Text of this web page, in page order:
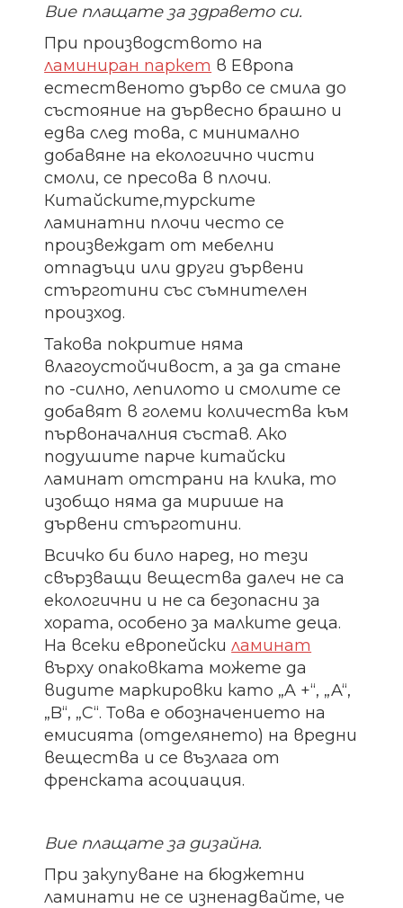
Вие плащате за здравето си.
При производството на
ламиниран паркет в Европа
естественото дърво се смила до
състояние на дървесно брашно и
едва след това, с минимално
добавяне на екологично чисти
смоли, се пресова в плочи.
Китайските,турските
ламинатни плочи често се
произвеждат от мебелни
отпадъци или други дървени
стърготини със съмнителен
произход.
Такова покритие няма
влагоустойчивост, а за да стане
по -силно, лепилото и смолите се
добавят в големи количества към
първоначалния състав. Ако
подушите парче китайски
ламинат отстрани на клика, то
изобщо няма да мирише на
дървени стърготини.
Всичко би било наред, но тези
свързващи вещества далеч не са
екологични и не са безопасни за
хората, особено за малките деца.
На всеки европейскиламинат
върху опаковката можете да
видите маркировки като „A +“, „A“,
„B“, „C“. Това е обозначението на
емисията (отделянето) на вредни
вещества и се възлага от
френската асоциация.⠀
Вие плащате за дизайна.
При закупуване на бюджетни
ламинати не се изненадвайте, че